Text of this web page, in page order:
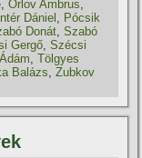
,Orlov Ambrus
Dániel
Pócsik
Donát ,Szabó
Gergő ,Szécsi
,Tölgyes
Balázs ,Zubkov